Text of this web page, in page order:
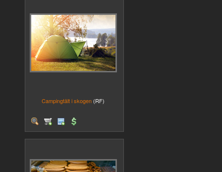
Campingtält i skogen (RF)